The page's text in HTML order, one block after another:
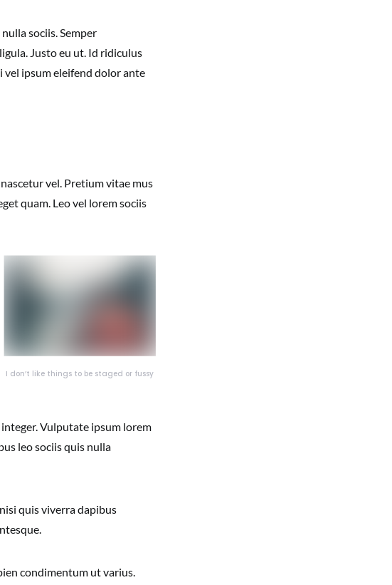
sociis. Semper
Justo eu ut. Id ridiculus
vel ipsum eleifend dolor ante
vel. Pretium vitae mus
quam. Leo vel lorem sociis
I don’t like things to be staged or fussy
integer. Vulputate ipsum lorem
leo sociis quis nulla
quis viverra dapibus
condimentum ut varius.